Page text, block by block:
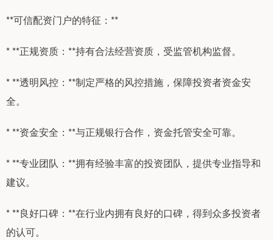
**可信配资门户的特征：**
* **正规资质：**持有合法经营资质，受监管机构监督。
* **透明风控：**制定严格的风控措施，保障投资者资金安
全。
* **资金安全：**与正规银行合作，资金托管安全可靠。
* **专业团队：**拥有经验丰富的投资团队，提供专业指导和
建议。
* **良好口碑：**在行业内拥有良好的口碑，得到众多投资者
的认可。